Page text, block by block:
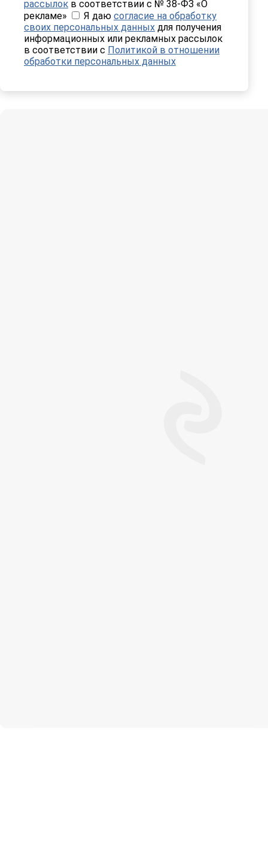
рассылок в соответствии с № 38-ФЗ «О
рекламе»
Я даю согласие на обработку
своих персональных данных для получения
информационных или рекламных рассылок
в соответствии с Политикой в отношении
обработки персональных данных